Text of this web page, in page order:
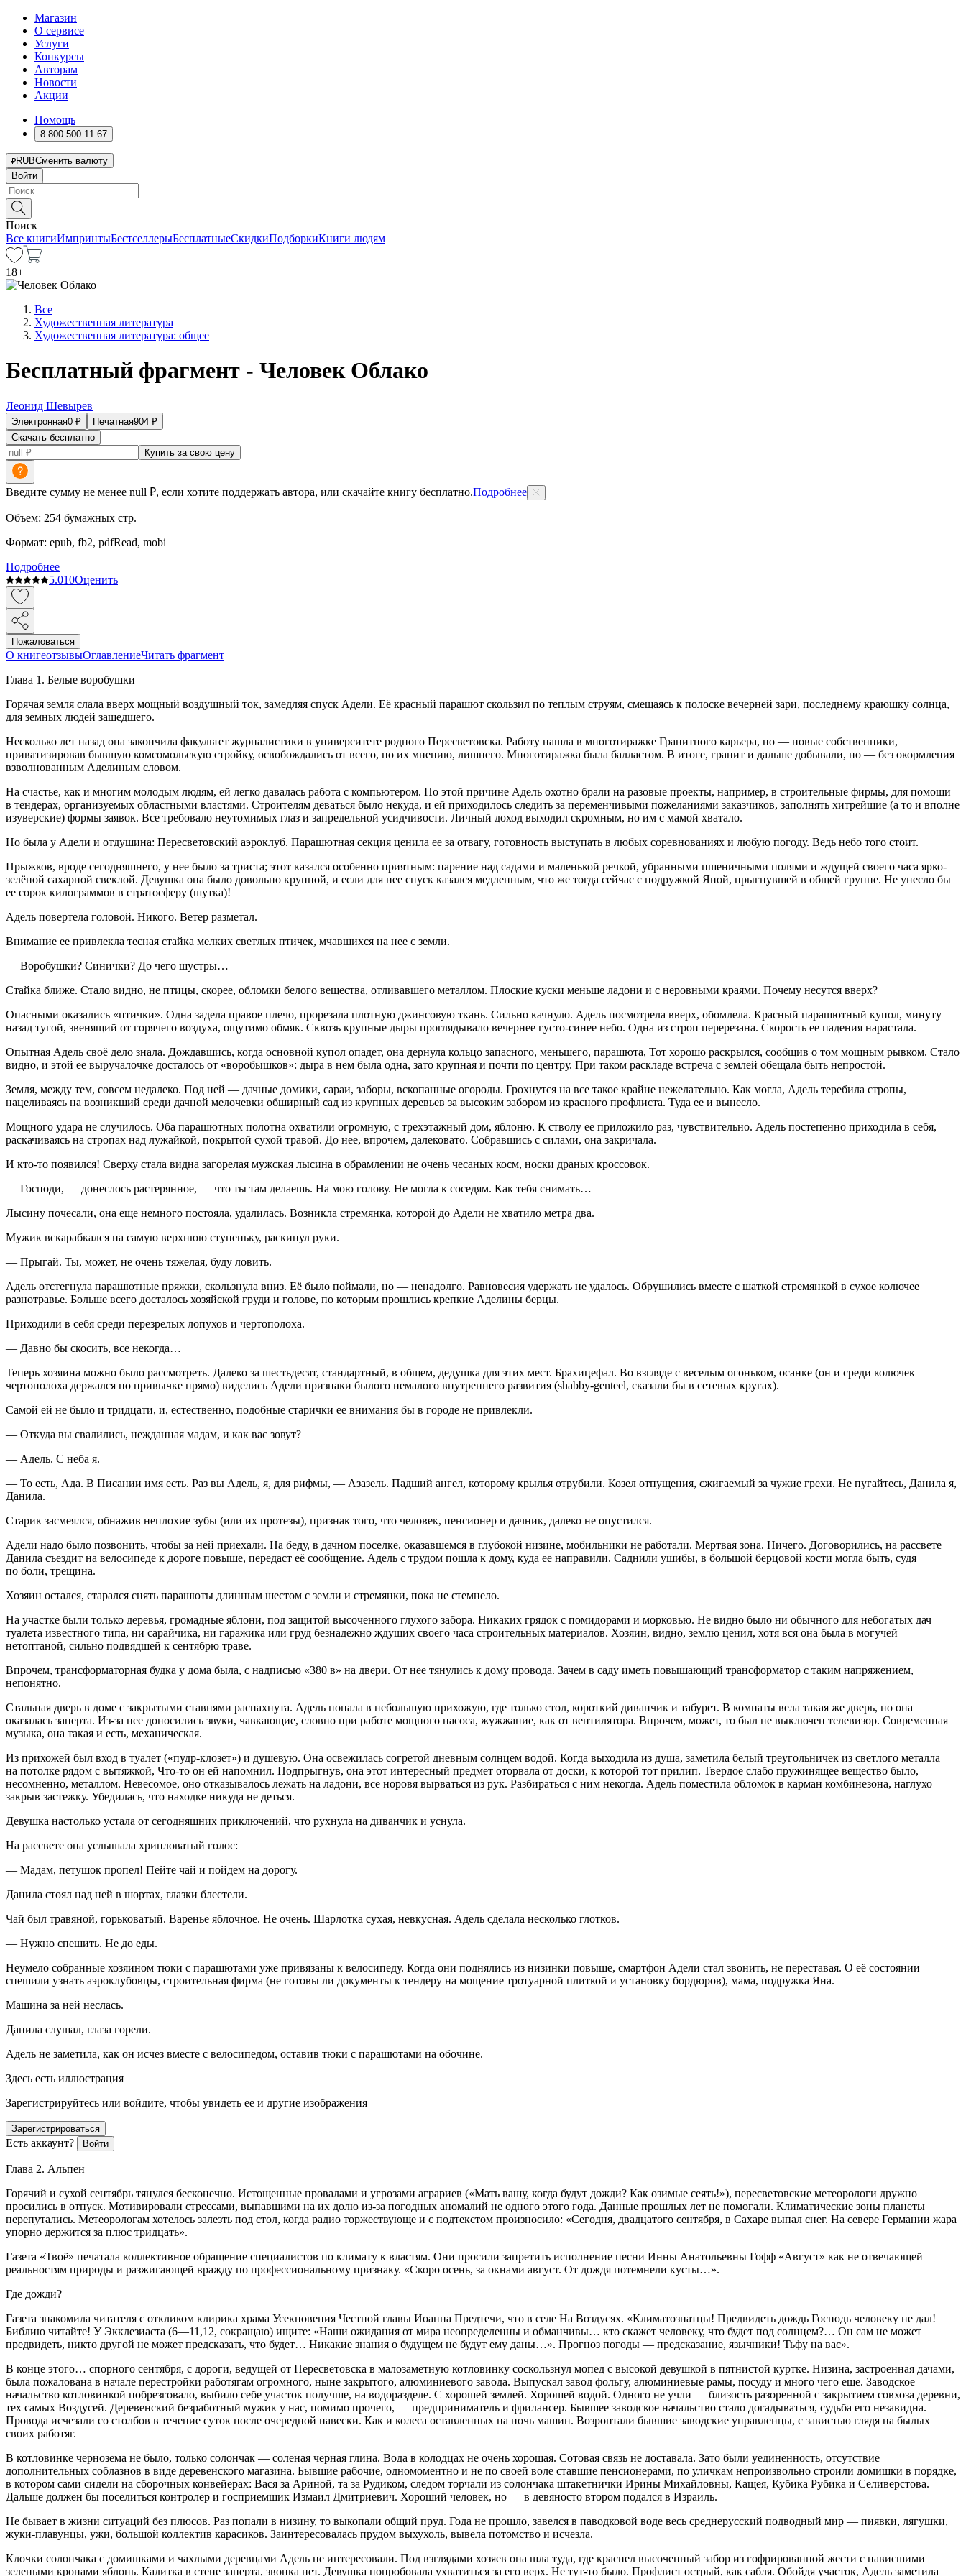
Магазин
О сервисе
Услуги
Конкурсы
Авторам
Новости
Акции
Помощь
8 800 500 11 67
RUBСменить валюту
Войти
Поиск
Все книгиИмпринтыБестселлерыБесплатныеСкидкиПодборкиКниги людям
18+
Все
Художественная литература
Художественная литература: общее
Бесплатный фрагмент - Человек Облако
Леонид Шевырев
Электронная0 ₽ Печатная904 ₽
Скачать бесплатно
Купить за свою цену
Введите сумму не менее null ₽, если хотите поддержать автора, или скачайте книгу бесплатно.Подробнее
Объем: 254 бумажных стр.
Формат: epub, fb2, pdfRead, mobi
Подробнее
5.010Оценить
Пожаловаться
О книгеотзывыОглавлениеЧитать фрагмент
Глава 1. Белые воробушки
Горячая земля слала вверх мощный воздушный ток, замедляя спуск Адели. Её красный парашют скользил по теплым струям, смещаясь к полоске вечерней зари, последнему краюшку солнца,
для земных людей зашедшего.
Несколько лет назад она закончила факультет журналистики в университете родного Пересветовска. Работу нашла в многотиражке Гранитного карьера, но — новые собственники,
приватизировав бывшую комсомольскую стройку, освобождались от всего, по их мнению, лишнего. Многотиражка была балластом. В итоге, гранит и дальше добывали, но — без окормления
взволнованным Аделиным словом.
На счастье, как и многим молодым людям, ей легко давалась работа с компьютером. По этой причине Адель охотно брали на разовые проекты, например, в строительные фирмы, для помощи
в тендерах, организуемых областными властями. Строителям деваться было некуда, и ей приходилось следить за переменчивыми пожеланиями заказчиков, заполнять хитрейшие (а то и вполне
изуверские) формы заявок. Все требовало неутомимых глаз и запредельной усидчивости. Личный доход выходил скромным, но им с мамой хватало.
Но была у Адели и отдушина: Пересветовский аэроклуб. Парашютная секция ценила ее за отвагу, готовность выступать в любых соревнованиях и любую погоду. Ведь небо того стоит.
Прыжков, вроде сегодняшнего, у нее было за триста; этот казался особенно приятным: парение над садами и маленькой речкой, убранными пшеничными полями и ждущей своего часа ярко-
зелёной сахарной свеклой. Девушка она было довольно крупной, и если для нее спуск казался медленным, что же тогда сейчас с подружкой Яной, прыгнувшей в общей группе. Не унесло бы
ее сорок килограммов в стратосферу (шутка)!
Адель повертела головой. Никого. Ветер разметал.
Внимание ее привлекла тесная стайка мелких светлых птичек, мчавшихся на нее с земли.
— Воробушки? Синички? До чего шустры…
Стайка ближе. Стало видно, не птицы, скорее, обломки белого вещества, отливавшего металлом. Плоские куски меньше ладони и с неровными краями. Почему несутся вверх?
Опасными оказались «птички». Одна задела правое плечо, прорезала плотную джинсовую ткань. Сильно качнуло. Адель посмотрела вверх, обомлела. Красный парашютный купол, минуту
назад тугой, звенящий от горячего воздуха, ощутимо обмяк. Сквозь крупные дыры проглядывало вечернее густо-синее небо. Одна из строп перерезана. Скорость ее падения нарастала.
Опытная Адель своё дело знала. Дождавшись, когда основной купол опадет, она дернула кольцо запасного, меньшего, парашюта, Тот хорошо раскрылся, сообщив о том мощным рывком. Стало
видно, и этой ее выручалочке досталось от «воробышков»: дыра в нем была одна, зато крупная и почти по центру. При таком раскладе встреча с землей обещала быть непростой.
Земля, между тем, совсем недалеко. Под ней — дачные домики, сараи, заборы, вскопанные огороды. Грохнутся на все такое крайне нежелательно. Как могла, Адель теребила стропы,
нацеливаясь на возникший среди дачной мелочевки обширный сад из крупных деревьев за высоким забором из красного профлиста. Туда ее и вынесло.
Мощного удара не случилось. Оба парашютных полотна охватили огромную, с трехэтажный дом, яблоню. К стволу ее приложило раз, чувствительно. Адель постепенно приходила в себя,
раскачиваясь на стропах над лужайкой, покрытой сухой травой. До нее, впрочем, далековато. Собравшись с силами, она закричала.
И кто-то появился! Сверху стала видна загорелая мужская лысина в обрамлении не очень чесаных косм, носки драных кроссовок.
— Господи, — донеслось растерянное, — что ты там делаешь. На мою голову. Не могла к соседям. Как тебя снимать…
Лысину почесали, она еще немного постояла, удалилась. Возникла стремянка, которой до Адели не хватило метра два.
Мужик вскарабкался на самую верхнюю ступеньку, раскинул руки.
— Прыгай. Ты, может, не очень тяжелая, буду ловить.
Адель отстегнула парашютные пряжки, скользнула вниз. Её было поймали, но — ненадолго. Равновесия удержать не удалось. Обрушились вместе с шаткой стремянкой в сухое колючее
разнотравье. Больше всего досталось хозяйской груди и голове, по которым прошлись крепкие Аделины берцы.
Приходили в себя среди перезрелых лопухов и чертополоха.
— Давно бы скосить, все некогда…
Теперь хозяина можно было рассмотреть. Далеко за шестьдесят, стандартный, в общем, дедушка для этих мест. Брахицефал. Во взгляде с веселым огоньком, осанке (он и среди колючек
чертополоха держался по привычке прямо) виделись Адели признаки былого немалого внутреннего развития (shabby-genteel, сказали бы в сетевых кругах).
Самой ей не было и тридцати, и, естественно, подобные старички ее внимания бы в городе не привлекли.
— Откуда вы свалились, нежданная мадам, и как вас зовут?
— Адель. С неба я.
— То есть, Ада. В Писании имя есть. Раз вы Адель, я, для рифмы, — Азазель. Падший ангел, которому крылья отрубили. Козел отпущения, сжигаемый за чужие грехи. Не пугайтесь, Данила я,
Данила.
Старик засмеялся, обнажив неплохие зубы (или их протезы), признак того, что человек, пенсионер и дачник, далеко не опустился.
Адели надо было позвонить, чтобы за ней приехали. На беду, в дачном поселке, оказавшемся в глубокой низине, мобильники не работали. Мертвая зона. Ничего. Договорились, на рассвете
Данила съездит на велосипеде к дороге повыше, передаст её сообщение. Адель с трудом пошла к дому, куда ее направили. Саднили ушибы, в большой берцовой кости могла быть, судя
по боли, трещина.
Хозяин остался, старался снять парашюты длинным шестом с земли и стремянки, пока не стемнело.
На участке были только деревья, громадные яблони, под защитой высоченного глухого забора. Никаких грядок с помидорами и морковью. Не видно было ни обычного для небогатых дач
туалета известного типа, ни сарайчика, ни гаражика или груд безнадежно ждущих своего часа строительных материалов. Хозяин, видно, землю ценил, хотя вся она была в могучей
нетоптаной, сильно подвядшей к сентябрю траве.
Впрочем, трансформаторная будка у дома была, с надписью «380 в» на двери. От нее тянулись к дому провода. Зачем в саду иметь повышающий трансформатор с таким напряжением,
непонятно.
Стальная дверь в доме с закрытыми ставнями распахнута. Адель попала в небольшую прихожую, где только стол, короткий диванчик и табурет. В комнаты вела такая же дверь, но она
оказалась заперта. Из-за нее доносились звуки, чавкающие, словно при работе мощного насоса, жужжание, как от вентилятора. Впрочем, может, то был не выключен телевизор. Современная
музыка, она такая и есть, механическая.
Из прихожей был вход в туалет («пудр-клозет») и душевую. Она освежилась согретой дневным солнцем водой. Когда выходила из душа, заметила белый треугольничек из светлого металла
на потолке рядом с вытяжкой, Что-то он ей напомнил. Подпрыгнув, она этот интересный предмет оторвала от доски, к которой тот прилип. Твердое слабо пружинящее вещество было,
несомненно, металлом. Невесомое, оно отказывалось лежать на ладони, все норовя вырваться из рук. Разбираться с ним некогда. Адель поместила обломок в карман комбинезона, наглухо
закрыв застежку. Убедилась, что находке никуда не деться.
Девушка настолько устала от сегодняшних приключений, что рухнула на диванчик и уснула.
На рассвете она услышала хрипловатый голос:
— Мадам, петушок пропел! Пейте чай и пойдем на дорогу.
Данила стоял над ней в шортах, глазки блестели.
Чай был травяной, горьковатый. Варенье яблочное. Не очень. Шарлотка сухая, невкусная. Адель сделала несколько глотков.
— Нужно спешить. Не до еды.
Неумело собранные хозяином тюки с парашютами уже привязаны к велосипеду. Когда они поднялись из низинки повыше, смартфон Адели стал звонить, не переставая. О её состоянии
спешили узнать аэроклубовцы, строительная фирма (не готовы ли документы к тендеру на мощение тротуарной плиткой и установку бордюров), мама, подружка Яна.
Машина за ней неслась.
Данила слушал, глаза горели.
Адель не заметила, как он исчез вместе с велосипедом, оставив тюки с парашютами на обочине.
Здесь есть иллюстрация
Зарегистрируйтесь или войдите, чтобы увидеть ее и другие изображения
Зарегистрироваться
Есть аккаунт? Войти
Глава 2. Альпен
Горячий и сухой сентябрь тянулся бесконечно. Истощенные провалами и угрозами аграриев («Мать вашу, когда будут дожди? Как озимые сеять!»), пересветовские метеорологи дружно
просились в отпуск. Мотивировали стрессами, выпавшими на их долю из-за погодных аномалий не одного этого года. Данные прошлых лет не помогали. Климатические зоны планеты
перепутались. Метеорологам хотелось залезть под стол, когда радио торжествующе и с подтекстом произносило: «Сегодня, двадцатого сентября, в Сахаре выпал снег. На севере Германии жара
упорно держится за плюс тридцать».
Газета «Твоё» печатала коллективное обращение специалистов по климату к властям. Они просили запретить исполнение песни Инны Анатольевны Гофф «Август» как не отвечающей
реальностям природы и разжигающей вражду по профессиональному признаку. «Скоро осень, за окнами август. От дождя потемнели кусты…».
Где дожди?
Газета знакомила читателя с откликом клирика храма Усекновения Честной главы Иоанна Предтечи, что в селе На Воздусях. «Климатознатцы! Предвидеть дождь Господь человеку не дал!
Библию читайте! У Экклезиаста (6—11,12, сокращаю) ищите: «Наши ожидания от мира неопределенны и обманчивы… кто скажет человеку, что будет под солнцем?… Он сам не может
предвидеть, никто другой не может предсказать, что будет… Никакие знания о будущем не будут ему даны…». Прогноз погоды — предсказание, язычники! Тьфу на вас».
В конце этого… спорного сентября, с дороги, ведущей от Пересветовска в малозаметную котловинку соскользнул мопед с высокой девушкой в пятнистой куртке. Низина, застроенная дачами,
была пожалована в начале перестройки работягам огромного, ныне закрытого, алюминиевого завода. Выпускал завод фольгу, алюминиевые рамы, посуду и много чего еще. Заводское
начальство котловинкой побрезговало, выбило себе участок получше, на водоразделе. С хорошей землей. Хорошей водой. Одного не учли — близость разоренной с закрытием совхоза деревни,
тех самых Воздусей. Деревенский безработный мужик у нас, помимо прочего, — предприниматель и фрилансер. Бывшее заводское начальство стало догадываться, судьба его незавидна.
Провода исчезали со столбов в течение суток после очередной навески. Как и колеса оставленных на ночь машин. Возроптали бывшие заводские управленцы, с завистью глядя на былых
своих работяг.
В котловинке чернозема не было, только солончак — соленая черная глина. Вода в колодцах не очень хорошая. Сотовая связь не доставала. Зато были уединенность, отсутствие
дополнительных соблазнов в виде деревенского магазина. Бывшие рабочие, одномоментно и не по своей воле ставшие пенсионерами, по уличкам непроизвольно строили домишки в порядке,
в котором сами сидели на сборочных конвейерах: Вася за Ариной, та за Рудиком, следом торчали из солончака штакетнички Ирины Михайловны, Кащея, Кубика Рубика и Селиверстова.
Дальше должен бы поселиться контролер и госприемшик Измаил Дмитриевич. Хороший человек, но — в девяносто втором подался в Израиль.
Не бывает в жизни ситуаций без плюсов. Раз попали в низину, то выкопали общий пруд. Года не прошло, завелся в паводковой воде весь среднерусский подводный мир — пиявки, лягушки,
жуки-плавунцы, ужи, большой коллектив карасиков. Заинтересовалась прудом выхухоль, вывела потомство и исчезла.
Клочки солончака с домишками и чахлыми деревцами Адель не интересовали. Под взглядами хозяев она шла туда, где краснел высоченный забор из гофрированной жести с нависшими
зелеными кронами яблонь. Калитка в стене заперта, звонка нет. Девушка попробовала ухватиться за его верх. Не тут-то было. Профлист острый, как сабля. Обойдя участок, Адель заметила